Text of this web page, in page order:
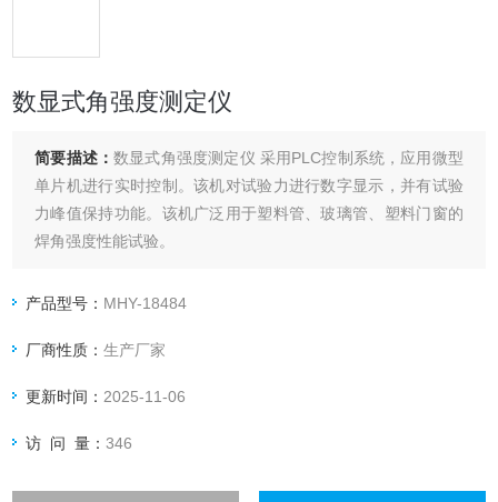
数显式角强度测定仪
简要描述：数显式角强度测定仪 采用PLC控制系统，应用微型
单片机进行实时控制。该机对试验力进行数字显示，并有试验
力峰值保持功能。该机广泛用于塑料管、玻璃管、塑料门窗的
焊角强度性能试验。
产品型号： MHY-18484
厂商性质：生产厂家
更新时间： 2025-11-06
访 问 量：346